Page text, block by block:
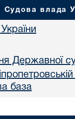
Судова влада
Державної
база